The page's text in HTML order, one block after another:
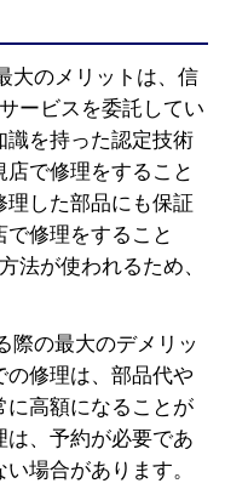
大のメリットは、信
ービスを委託してい
識を持った認定技術
で修理をすること
理した部品にも保証
修理をすること
法が使われるため、
際の最大のデメリッ
の修理は、部品代や
に高額になることが
は、予約が必要であ
場合があります。